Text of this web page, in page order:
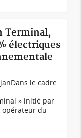
Terminal,
électriques
le cadre
» initié par
opérateur du